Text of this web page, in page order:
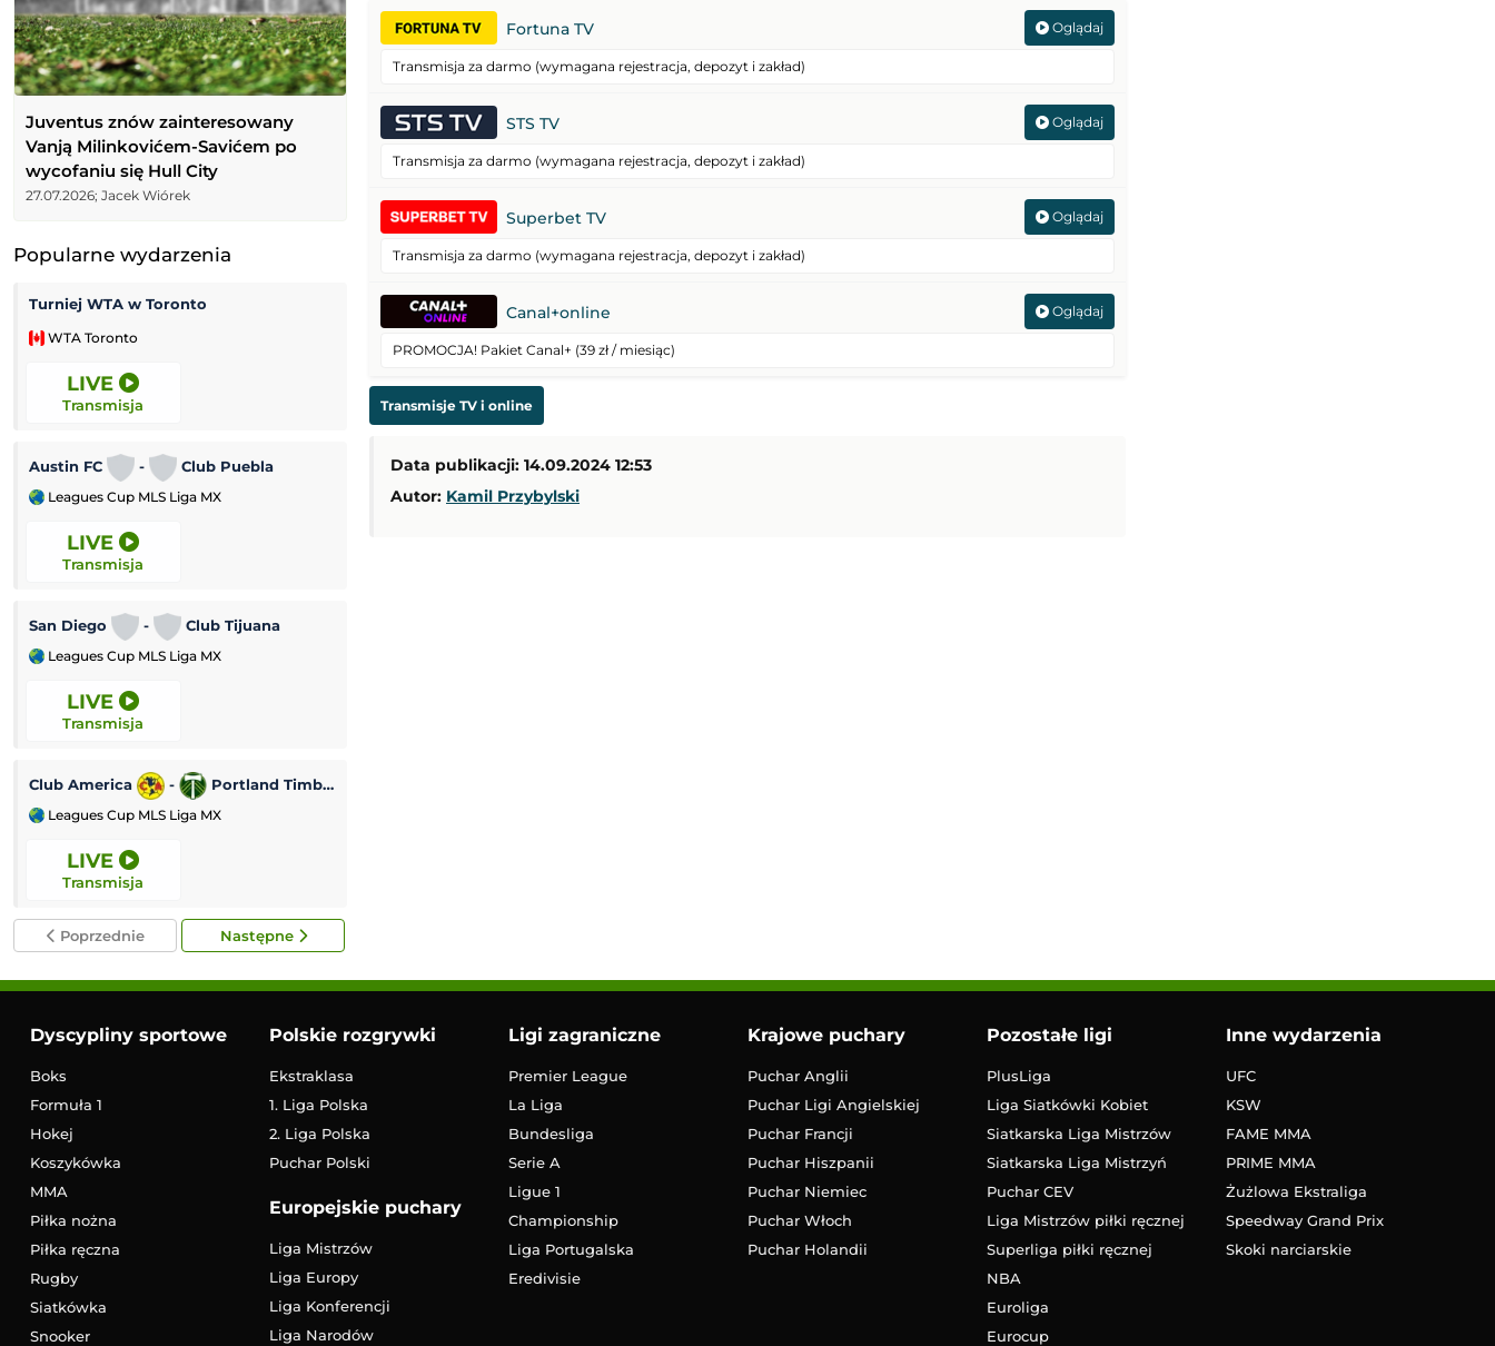
Juventus znów zainteresowany
Vanją Milinkovićem-Savićem po
wycofaniu się Hull City
27.07.2026; Jacek Wiórek
Popularne wydarzenia
Turniej WTA w Toronto
WTA Toronto
LIVE
Transmisja
Austin FC - Club Puebla
Leagues Cup MLS Liga MX
LIVE
Transmisja
San Diego - Club Tijuana
Leagues Cup MLS Liga MX
LIVE
Transmisja
Club America - Portland Timbers
Leagues Cup MLS Liga MX
LIVE
Transmisja
Turniej China Open w Pekinie
8:00
Transmisja
Mistrzostwa Europy w Pływaniu
Pływanie
Poprzednie Następne
Fortuna TV Oglądaj
Transmisja za darmo (wymagana rejestracja, depozyt i zakład)
STS TV Oglądaj
Transmisja za darmo (wymagana rejestracja, depozyt i zakład)
Superbet TV Oglądaj
Transmisja za darmo (wymagana rejestracja, depozyt i zakład)
Canal+online Oglądaj
PROMOCJA! Pakiet Canal+ (39 zł / miesiąc)
Transmisje TV i online
Data publikacji: 14.09.2024 12:53
Autor: Kamil Przybylski
Dyscypliny sportowe
Boks
Formuła 1
Hokej
Koszykówka
MMA
Piłka nożna
Piłka ręczna
Rugby
Siatkówka
Snooker
Polskie rozgrywki
Ekstraklasa
1. Liga Polska
2. Liga Polska
Puchar Polski
Europejskie puchary
Liga Mistrzów
Liga Europy
Liga Konferencji
Liga Narodów
Ligi zagraniczne
Premier League
La Liga
Bundesliga
Serie A
Ligue 1
Championship
Liga Portugalska
Eredivisie
Krajowe puchary
Puchar Anglii
Puchar Ligi Angielskiej
Puchar Francji
Puchar Hiszpanii
Puchar Niemiec
Puchar Włoch
Puchar Holandii
Pozostałe ligi
PlusLiga
Liga Siatkówki Kobiet
Siatkarska Liga Mistrzów
Siatkarska Liga Mistrzyń
Puchar CEV
Liga Mistrzów piłki ręcznej
Superliga piłki ręcznej
NBA
Euroliga
Eurocup
Inne wydarzenia
UFC
KSW
FAME MMA
PRIME MMA
Żużlowa Ekstraliga
Speedway Grand Prix
Skoki narciarskie